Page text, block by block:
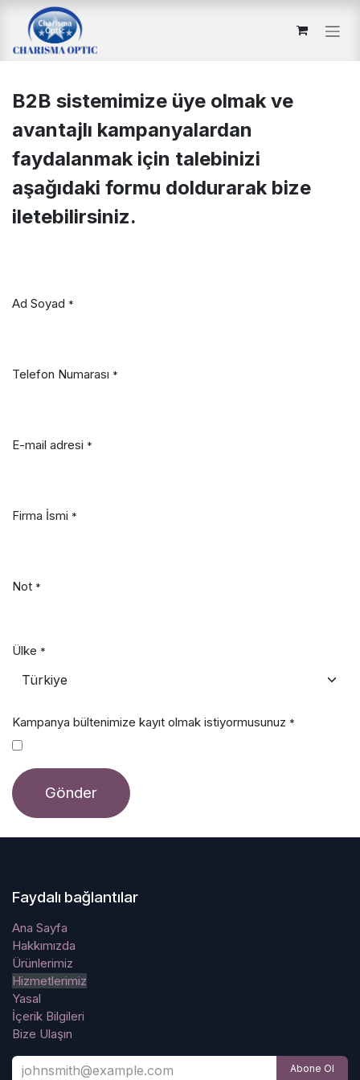
İçereği Atla
B2B sistemimize üye olmak ve
avantajlı kampanyalardan
faydalanmak için talebinizi
aşağıdaki formu doldurarak bize
iletebilirsiniz.
Ad Soyad *
Telefon Numarası *
E-mail adresi *
Firma İsmi *
Not *
Ülke *
Kampanya bültenimize kayıt olmak istiyormusunuz *
Gönder
Faydalı bağlantılar
Ana Sayfa
Hakkımızda
Ürünlerimiz
Hizmetlerimiz
Yasal
İçerik Bilgileri
Bize Ulaşın
Abone Ol